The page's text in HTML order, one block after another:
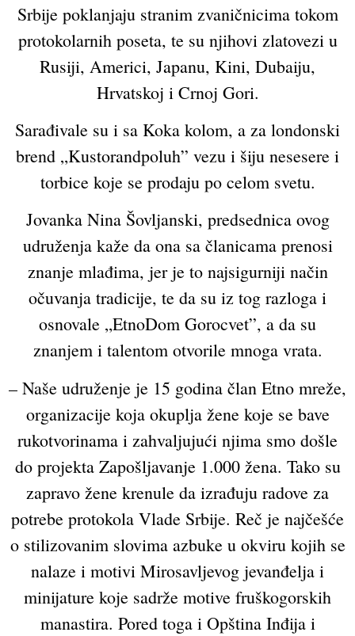
Srbije poklanjaju stranim zvaničnicima tokom
protokolarnih poseta, te su njihovi zlatovezi u
Rusiji, Americi, Japanu, Kini, Dubaiju,
Hrvatskoj i Crnoj Gori.
Sarađivale su i sa Koka kolom, a za londonski
brend „Kustorandpoluh” vezu i šiju nesesere i
torbice koje se prodaju po celom svetu.
Jovanka Nina Šovljanski, predsednica ovog
udruženja kaže da ona sa članicama prenosi
znanje mlađima, jer je to najsigurniji način
očuvanja tradicije, te da su iz tog razloga i
osnovale „EtnoDom Gorocvet”, a da su
znanjem i talentom otvorile mnoga vrata.
– Naše udruženje je 15 godina član Etno mreže,
organizacije koja okuplja žene koje se bave
rukotvorinama i zahvaljujući njima smo došle
do projekta Zapošljavanje 1.000 žena. Tako su
zapravo žene krenule da izrađuju radove za
potrebe protokola Vlade Srbije. Reč je najčešće
o stilizovanim slovima azbuke u okviru kojih se
nalaze i motivi Mirosavljevog jevanđelja i
minijature koje sadrže motive fruškogorskih
manastira. Pored toga i Opština Inđija i